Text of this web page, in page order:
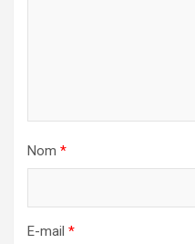
Nom *
E-mail *